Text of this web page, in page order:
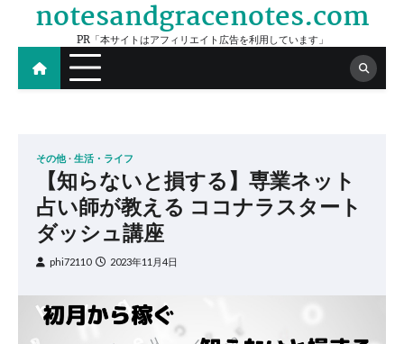
notesandgracenotes.com
PR「本サイトはアフィリエイト広告を利用しています」
その他 生活・ライフ
【知らないと損する】専業ネット
占い師が教える ココナラスタート
ダッシュ講座
phi72110 2023年11月4日